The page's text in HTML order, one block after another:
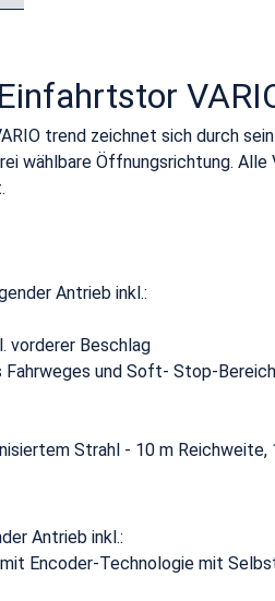
trend zeichnet sich durch
wählbare Öffnungsrichtung.
Antrieb inkl.:
vorderer Beschlag
und Soft- Stop-
Strahl - 10 m
Antrieb inkl.:
Encoder-Technologie mit